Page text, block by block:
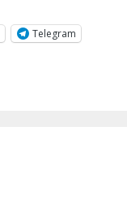
Telegram